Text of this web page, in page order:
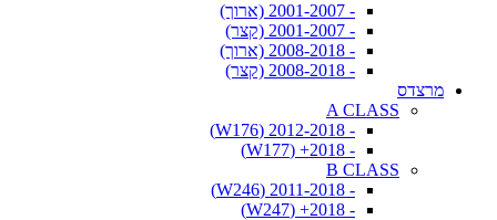
- 2001-2007 (ארוך)
- 2001-2007 (קצר)
- 2008-2018 (ארוך)
- 2008-2018 (קצר)
מרצדס
A CLASS
- 2012-2018 (W176)
- 2018+ (W177)
B CLASS
- 2011-2018 (W246)
- 2018+ (W247)